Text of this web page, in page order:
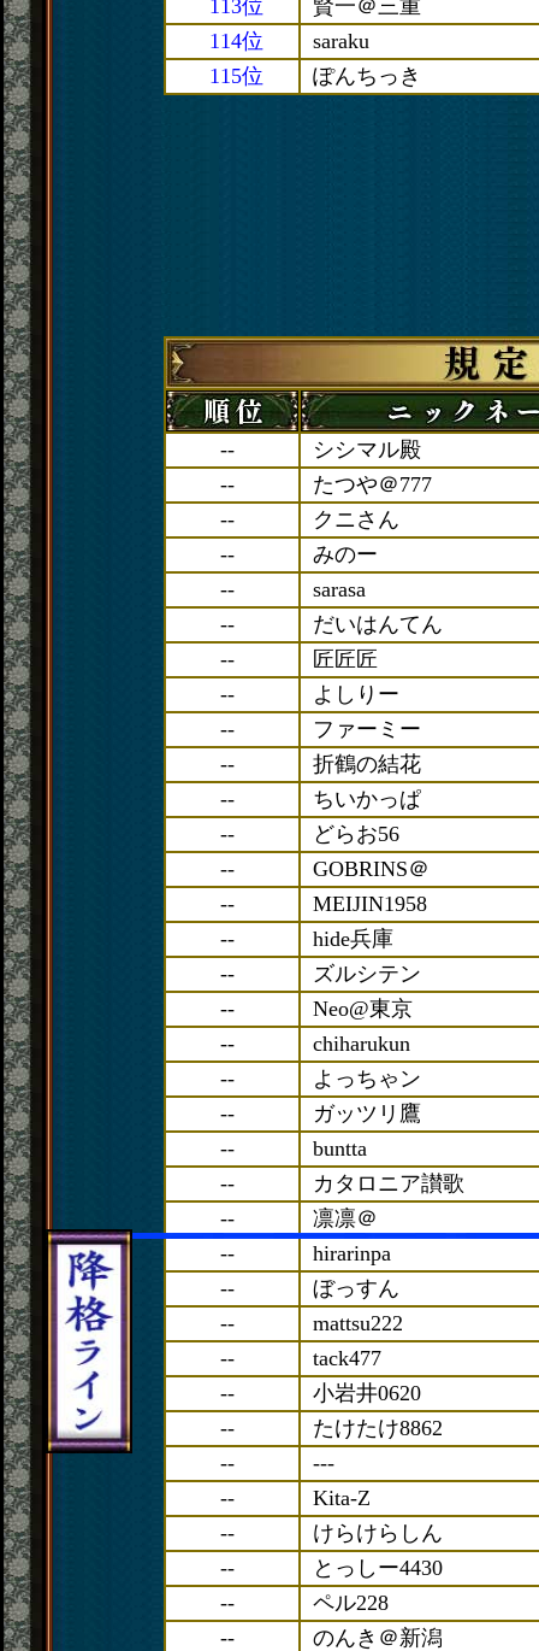
113位
賢一＠三重
114位
saraku
115位
ぽんちっき
--
シシマル殿
--
たつや＠777
--
クニさん
--
みのー
--
sarasa
--
だいはんてん
--
匠匠匠
--
よしりー
--
ファーミー
--
折鶴の結花
--
ちいかっぱ
--
どらお56
--
GOBRINS＠
--
MEIJIN1958
--
hide兵庫
--
ズルシテン
--
Neo@東京
--
chiharukun
--
よっちゃン
--
ガッツリ鷹
--
buntta
--
カタロニア讃歌
--
凛凛＠
--
hirarinpa
--
ぼっすん
--
mattsu222
--
tack477
--
小岩井0620
--
たけたけ8862
--
---
--
Kita-Z
--
けらけらしん
--
とっしー4430
--
ペル228
--
のんき＠新潟